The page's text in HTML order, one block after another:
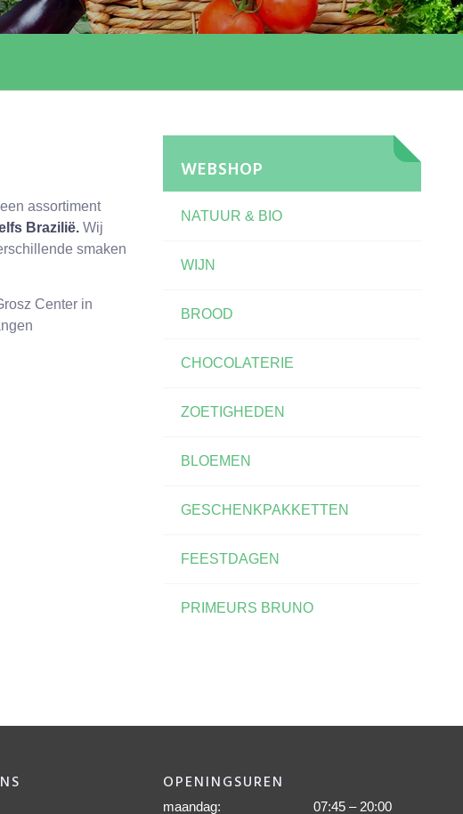
assortiment
Brazilië. Wij
smaken
Center in
WEBSHOP
NATUUR & BIO
WIJN
BROOD
CHOCOLATERIE
ZOETIGHEDEN
BLOEMEN
GESCHENKPAKKETTEN
FEESTDAGEN
PRIMEURS BRUNO
OPENINGSUREN
maandag: 07:45 – 20:00